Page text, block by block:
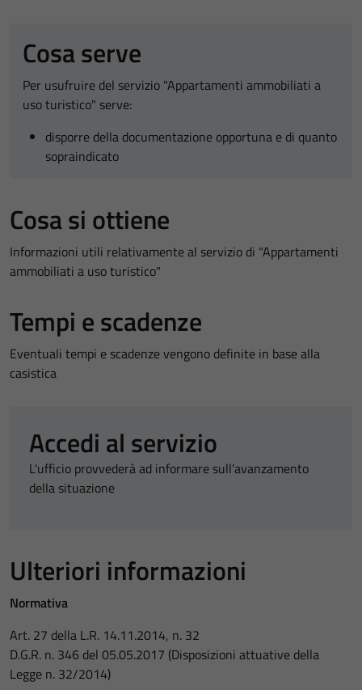
Cosa serve
Per usufruire del servizio "Appartamenti ammobiliati a
uso turistico" serve:
disporre della documentazione opportuna e di quanto
sopraindicato
Cosa si ottiene
Informazioni utili relativamente al servizio di "Appartamenti
ammobiliati a uso turistico"
Tempi e scadenze
Eventuali tempi e scadenze vengono definite in base alla
casistica
Accedi al servizio
L'ufficio provvederà ad informare sull'avanzamento
della situazione
Ulteriori informazioni
Normativa
Art. 27 della L.R. 14.11.2014, n. 32
D.G.R. n. 346 del 05.05.2017 (Disposizioni attuative della
Legge n. 32/2014)